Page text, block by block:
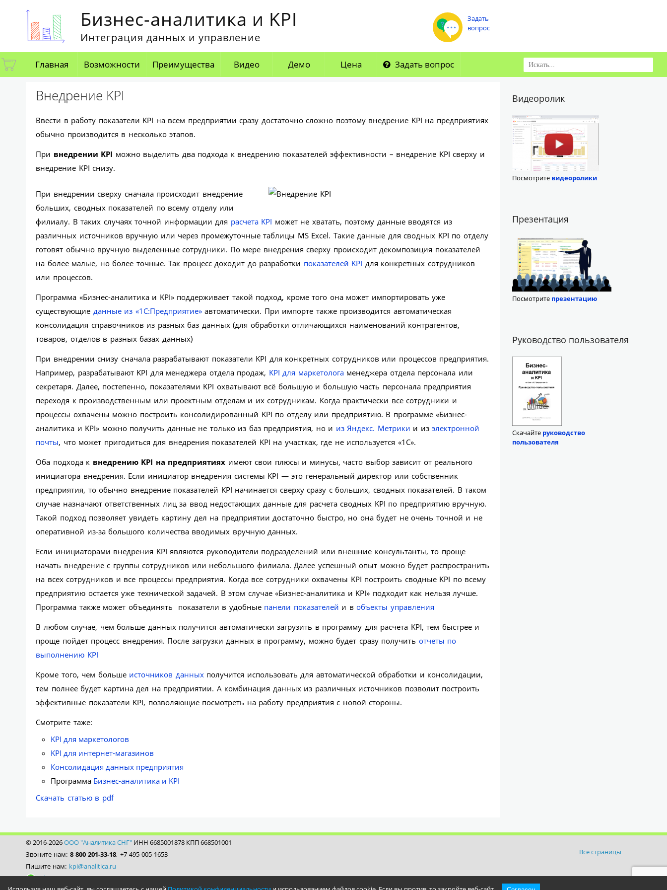
Бизнес-аналитика и KPI
Интеграция данных и управление
Задать
вопрос
Главная Возможности Преимущества Видео Демо Цена Задать вопрос
Внедрение KPI
Ввести в работу показатели KPI на всем предприятии сразу достаточно сложно поэтому внедрение KPI на предприятиях
обычно производится в несколько этапов.
При внедрении KPI можно выделить два подхода к внедрению показателей эффективности – внедрение KPI сверху и
внедрение KPI снизу.
При внедрении сверху сначала происходит внедрение
больших, сводных показателей по всему отделу или
филиалу. В таких случаях точной информации для расчета KPI может не хватать, поэтому данные вводятся из
различных источников вручную или через промежуточные таблицы MS Excel. Такие данные для сводных KPI по отделу
готовят обычно вручную выделенные сотрудники. По мере внедрения сверху происходит декомпозиция показателей
на более малые, но более точные. Так процесс доходит до разработки показателей KPI для конкретных сотрудников
или процессов.
Программа «Бизнес-аналитика и KPI» поддерживает такой подход, кроме того она может импортировать уже
существующие данные из «1С:Предприятие»автоматически. При импорте также производится автоматическая
консолидация справочников из разных баз данных (для обработки отличающихся наименований контрагентов,
товаров, отделов в разных базах данных)
При внедрении снизу сначала разрабатывают показатели KPI для конкретных сотрудников или процессов предприятия.
Например, разрабатывают KPI для менеджера отдела продаж, KPI для маркетологаменеджера отдела персонала или
секретаря. Далее, постепенно, показателями KPI охватывают всё большую и большую часть персонала предприятия
переходя к производственным или проектным отделам и их сотрудникам. Когда практически все сотрудники и
процессы охвачены можно построить консолидированный KPI по отделу или предприятию. В программе «Бизнес-
аналитика и KPI» можно получить данные не только из баз предприятия, но и из Яндекс. Метрики и из электронной
почты, что может пригодиться для внедрения показателей KPI на участках, где не используется «1С».
Оба подхода к внедрению KPI на предприятиях имеют свои плюсы и минусы, часто выбор зависит от реального
инициатора внедрения. Если инициатор внедрения системы KPI — это генеральный директор или собственник
предприятия, то обычно внедрение показателей KPI начинается сверху сразу с больших, сводных показателей. В таком
случае назначают ответственных лиц за ввод недостающих данные для расчета сводных KPI по предприятию вручную.
Такой подход позволяет увидеть картину дел на предприятии достаточно быстро, но она будет не очень точной и не
оперативной из-за большого количества вводимых вручную данных.
Если инициаторами внедрения KPI являются руководители подразделений или внешние консультанты, то проще
начать внедрение с группы сотрудников или небольшого филиала. Далее успешный опыт можно будет распространить
на всех сотрудников и все процессы предприятия. Когда все сотрудники охвачены KPI построить сводные KPI по всему
предприятию остается уже технической задачей. В этом случае «Бизнес-аналитика и KPI» подходит как нельзя лучше.
Программа также может объединять показатели в удобные панели показателей и в объекты управления
В любом случае, чем больше данных получится автоматически загрузить в программу для расчета KPI, тем быстрее и
проще пойдет процесс внедрения. После загрузки данных в программу, можно будет сразу получить отчеты по
выполнению KPI
Кроме того, чем больше источников данныхполучится использовать для автоматической обработки и консолидации,
тем полнее будет картина дел на предприятии. А комбинация данных из различных источников позволит построить
эффективные показатели KPI, позволяющие посмотреть на работу предприятия с новой стороны.
Смотрите таже:
KPI для маркетологов
KPI для интернет-магазинов
Консолидация данных предприятия
Программа Бизнес-аналитика и KPI
Скачать статью в pdf
Видеоролик
Посмотрите видеоролики
Презентация
Посмотрите презентацию
Руководство пользователя
Скачайте руководство
пользователя
© 2016-2026ООО "Аналитика СНГ" ИНН 6685001878 КПП 668501001
Все страницы
Звоните нам: 8 800 201-33-18, +7 495 005-1653
Пишите нам: kpi@analitica.ru
WhatsApp/79222950532